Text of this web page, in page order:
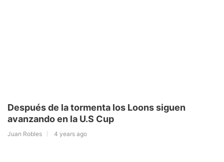
Después de la tormenta los Loons siguen
avanzando en la U.S Cup
Juan Robles 4 years ago